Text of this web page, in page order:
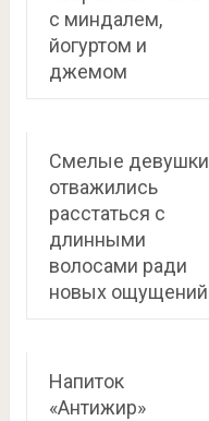
с миндалем,
йогуртом и
джемом
Смелые девушки
отважились
расстаться с
длинными
волосами ради
новых ощущений
Напиток
«Антижир»